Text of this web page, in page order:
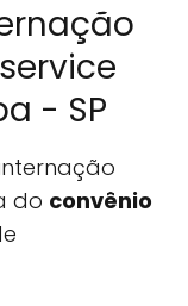
- SP
do convênio